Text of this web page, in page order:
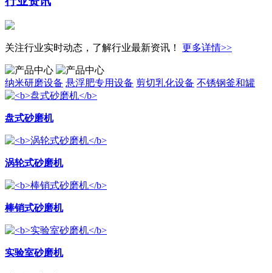
关注行业实时动态，了解行业最新资讯！ 更多详情>>
纳米研磨设备 悬浮肥专用设备 剪切乳化设备 不锈钢釜和罐
盘式砂磨机
涡轮式砂磨机
棒销式砂磨机
实验室砂磨机